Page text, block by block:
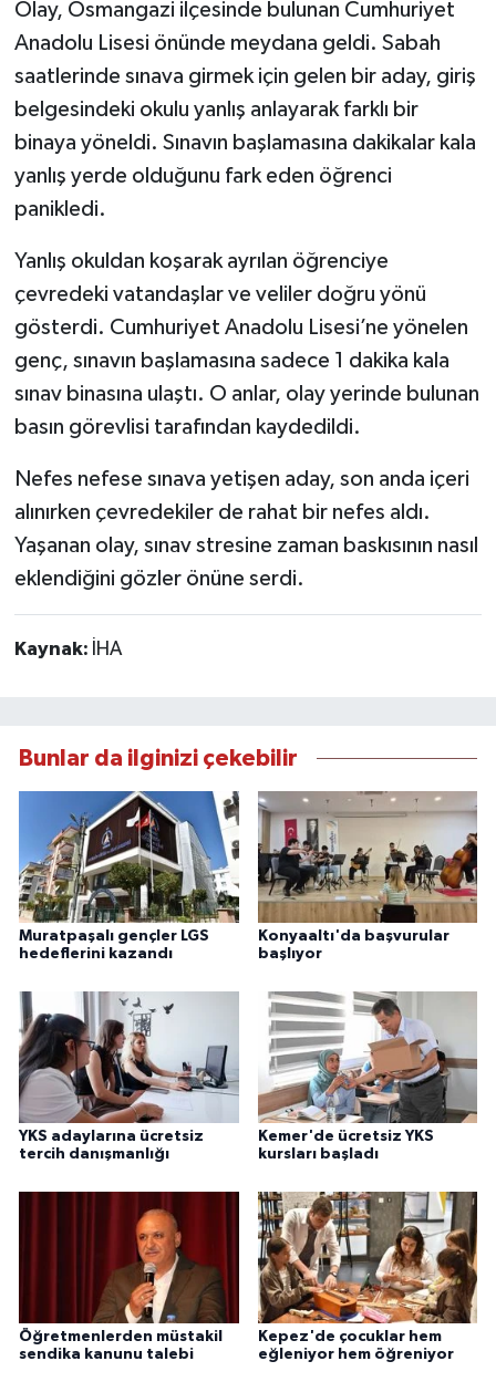
Olay, Osmangazi ilçesinde bulunan Cumhuriyet
Anadolu Lisesi önünde meydana geldi. Sabah
saatlerinde sınava girmek için gelen bir aday, giriş
belgesindeki okulu yanlış anlayarak farklı bir
binaya yöneldi. Sınavın başlamasına dakikalar kala
yanlış yerde olduğunu fark eden öğrenci
panikledi.
Yanlış okuldan koşarak ayrılan öğrenciye
çevredeki vatandaşlar ve veliler doğru yönü
gösterdi. Cumhuriyet Anadolu Lisesi’ne yönelen
genç, sınavın başlamasına sadece 1 dakika kala
sınav binasına ulaştı. O anlar, olay yerinde bulunan
basın görevlisi tarafından kaydedildi.
Nefes nefese sınava yetişen aday, son anda içeri
alınırken çevredekiler de rahat bir nefes aldı.
Yaşanan olay, sınav stresine zaman baskısının nasıl
eklendiğini gözler önüne serdi.
Kaynak: İHA
Bunlar da ilginizi çekebilir
Muratpaşalı gençler LGS
hedeflerini kazandı
Konyaaltı'da başvurular
başlıyor
YKS adaylarına ücretsiz
tercih danışmanlığı
Kemer'de ücretsiz YKS
kursları başladı
Öğretmenlerden müstakil
sendika kanunu talebi
Kepez'de çocuklar hem
eğleniyor hem öğreniyor